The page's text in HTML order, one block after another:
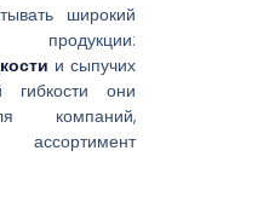
широкий
и сыпучих
гибкости они
компаний,